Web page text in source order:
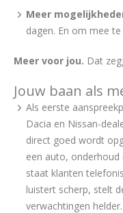
Meer
dagen. En om mee
Meer voor jou. Dat
Jouw baan als
Als eerste
Dacia en Nissan-
direct goed wordt
een auto,
staat klanten
luistert scherp, stelt
verwachtingen helder.